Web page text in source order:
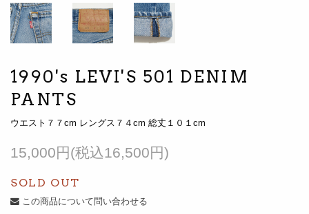
1990's LEVI'S 501 DENIM
PANTS
ウエスト７７cm レングス７４cm 総丈１０１cm
15,000円(税込16,500円)
SOLD OUT
この商品について問い合わせる